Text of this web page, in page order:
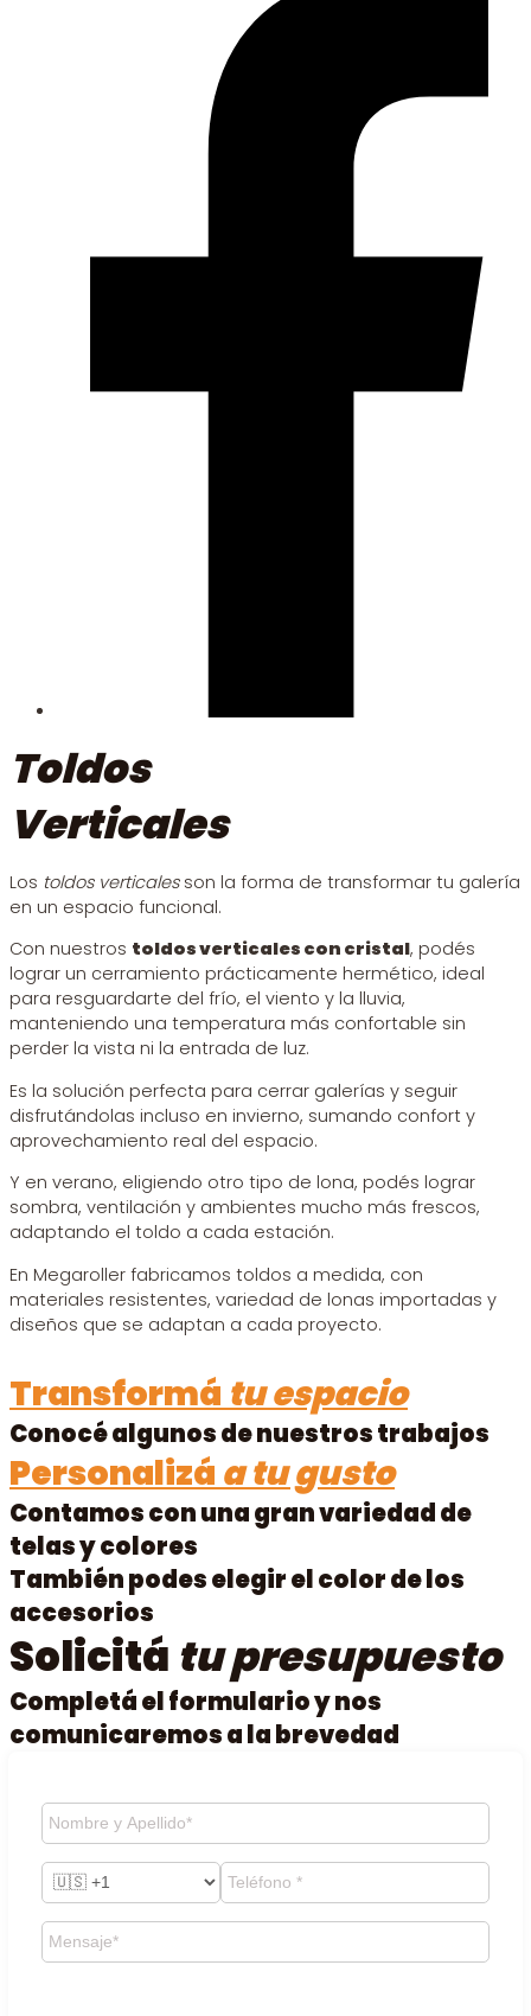
Toldos
Verticales
Los toldos verticalesson la forma de transformar tu galería
en un espacio funcional.
Con nuestros toldos verticales con cristal, podés
lograr un cerramiento prácticamente hermético, ideal
para resguardarte del frío, el viento y la lluvia,
manteniendo una temperatura más confortable sin
perder la vista ni la entrada de luz.
Es la solución perfecta para cerrar galerías y seguir
disfrutándolas incluso en invierno, sumando confort y
aprovechamiento real del espacio.
Y en verano, eligiendo otro tipo de lona, podés lograr
sombra, ventilación y ambientes mucho más frescos,
adaptando el toldo a cada estación.
En Megaroller fabricamos toldos a medida, con
materiales resistentes, variedad de lonas importadas y
diseños que se adaptan a cada proyecto.
Transformá tu espacio
Conocé algunos de nuestros trabajos
Personalizá a tu gusto
Contamos con una gran variedad de
telas y colores
También podes elegir el color de los
accesorios
Solicitá tu presupuesto
Completá el formulario y nos
comunicaremos a la brevedad